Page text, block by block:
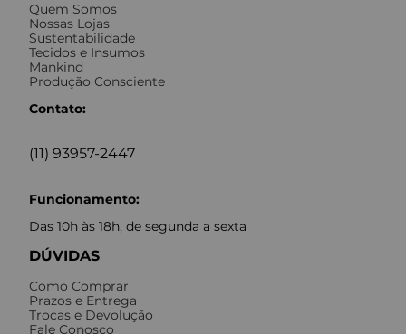
Quem Somos
Nossas Lojas
Sustentabilidade
Tecidos e Insumos
Mankind
Produção Consciente
Contato:
(11) 93957-2447
Funcionamento:
Das 10h às 18h, de segunda a sexta
DÚVIDAS
Como Comprar
Prazos e Entrega
Trocas e Devolução
Fale Conosco